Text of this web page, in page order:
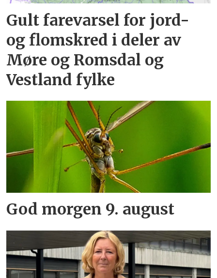
Gult farevarsel for jord-
og flomskred i deler av
Møre og Romsdal og
Vestland fylke
God morgen 9. august